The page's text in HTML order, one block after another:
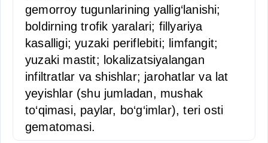
gemorroy tugunlarining yallig‘lanishi;
boldirning trofik yaralari; fillyariya
kasalligi; yuzaki periflebiti; limfangit;
yuzaki mastit; lokalizatsiyalangan
infiltratlar va shishlar; jarohatlar va lat
yeyishlar (shu jumladan, mushak
to‘qimasi, paylar, bo‘g‘imlar), teri osti
gematomasi.